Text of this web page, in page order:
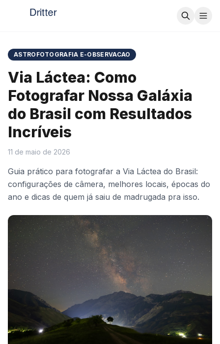
ASTROFOTOGRAFIA E-OBSERVACAO
Via Láctea: Como
Fotografar Nossa Galáxia
do Brasil com Resultados
Incríveis
11 de maio de 2026
Guia prático para fotografar a Via Láctea do Brasil:
configurações de câmera, melhores locais, épocas do
ano e dicas de quem já saiu de madrugada pra isso.